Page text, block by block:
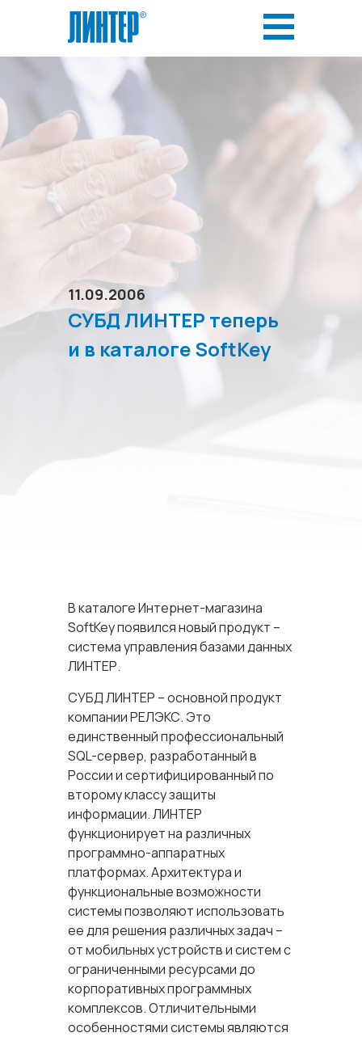
11.09.2006
СУБД ЛИНТЕР теперь
и в каталоге SoftKey
В каталоге Интернет-магазина
SoftKey появился новый продукт –
система управления базами данных
ЛИНТЕР.
СУБД ЛИНТЕР – основной продукт
компании РЕЛЭКС. Это
единственный профессиональный
SQL-сервер, разработанный в
России и сертифицированный по
второму классу защиты
информации. ЛИНТЕР
функционирует на различных
программно-аппаратных
платформах. Архитектура и
функциональные возможности
системы позволяют использовать
ее для решения различных задач –
от мобильных устройств и систем с
ограниченными ресурсами до
корпоративных программных
комплексов. Отличительными
особенностями системы являются